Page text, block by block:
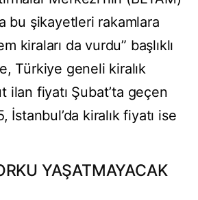
bu şikayetleri rakamlara
kiraları da vurdu” başlıklı
Türkiye geneli kiralık
ilan fiyatı Şubat’ta geçen
İstanbul’da kiralık fiyatı ise
YAŞATMAYACAK